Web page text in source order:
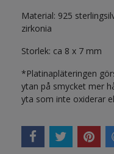
Material: 925
zirkonia
Storlek: ca 8 x 7 mm
*Platinapläteringen
ytan på smycket mer
yta som inte oxiderar